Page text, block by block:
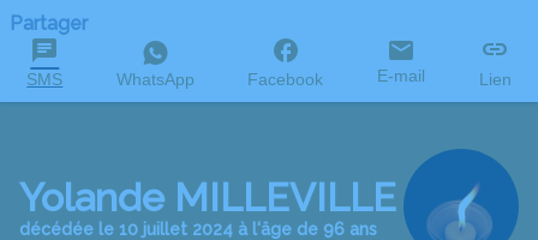
Partager
SMS WhatsApp Facebook E-mail Lien
Yolande MILLEVILLE
décédée le 10 juillet 2024 à l'âge de 96 ans